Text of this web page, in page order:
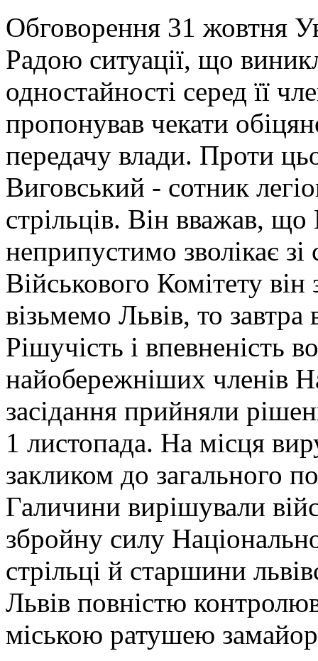
Обговорення 31 жовтня
Радою ситуації, що
одностайності серед її
пропонував чекати
передачу влади. Проти
Виговський - сотник
стрільців. Він вважав,
неприпустимо зволікає
Військового Комітету
візьмемо Львів, то
Рішучість і впевненість
найобережніших членів
засідання прийняли
1 листопада. На місця
закликом до загального
Галичини вирішували
збройну силу
стрільці й старшини
Львів повністю
міською ратушею